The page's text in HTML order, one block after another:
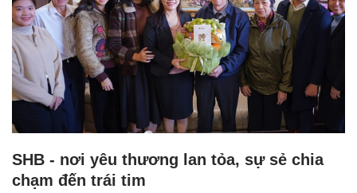
SHB - nơi yêu thương lan tỏa, sự sẻ chia
chạm đến trái tim